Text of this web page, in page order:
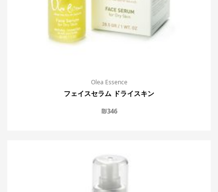
Olea Essence
フェイスセラム ドライスキン
₪346